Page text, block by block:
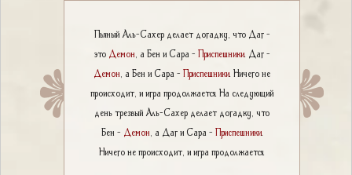
Пьяный Аль-Сахер делает догадку, что Даг -
это Демон, а Бен и Сара - Приспешники. Даг -
Демон, а Бен и Сара - Приспешники. Ничего не
происходит, и игра продолжается. На следующий
день трезвый Аль-Сахер делает догадку, что
Бен - Демон, а Даг и Сара - Приспешники.
Ничего не происходит, и игра продолжается.